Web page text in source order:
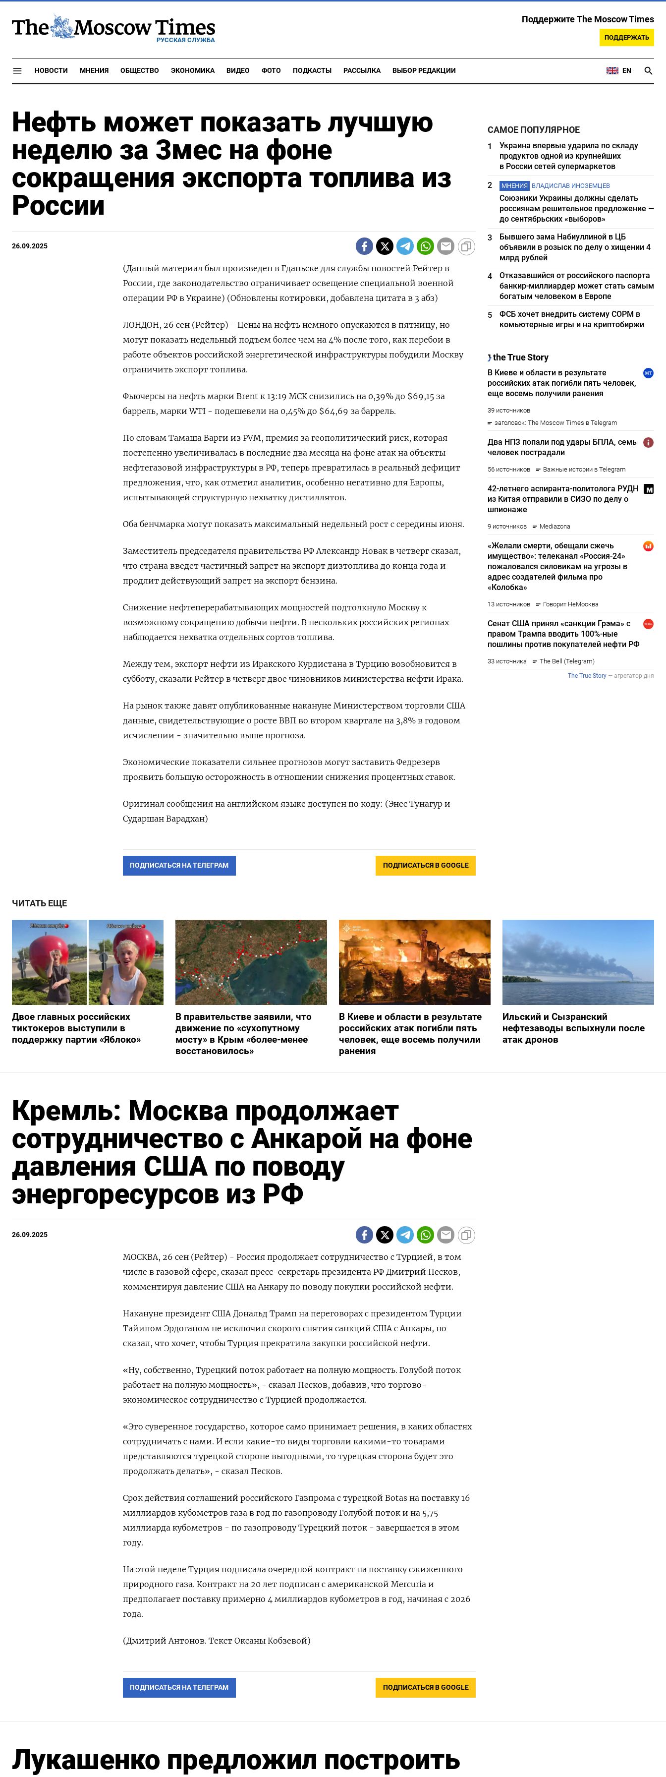
РУССКАЯ СЛУЖБА
Поддержите The Moscow Times
ПОДДЕРЖАТЬ
НОВОСТИ МНЕНИЯ ОБЩЕСТВО ЭКОНОМИКА ВИДЕО ФОТО ПОДКАСТЫ РАССЫЛКА ВЫБОР РЕДАКЦИИ EN
Нефть может показать лучшую
неделю за 3мес на фоне
сокращения экспорта топлива из
России
26.09.2025
(Данный материал был произведен в Гданьске для службы новостей Рейтер в
России, где законодательство ограничивает освещение специальной военной
операции РФ в Украине) (Обновлены котировки, добавлена цитата в 3 абз)
ЛОНДОН, 26 сен (Рейтер) - Цены на нефть немного опускаются в пятницу, но
могут показать недельный подъем более чем на 4% после того, как перебои в
работе объектов российской энергетической инфраструктуры побудили Москву
ограничить экспорт топлива.
Фьючерсы на нефть марки Brent к 13:19 МСК снизились на 0,39% до $69,15 за
баррель, марки WTI - подешевели на 0,45% до $64,69 за баррель.
По словам Тамаша Варги из PVM, премия за геополитический риск, которая
постепенно увеличивалась в последние два месяца на фоне атак на объекты
нефтегазовой инфраструктуры в РФ, теперь превратилась в реальный дефицит
предложения, что, как отметил аналитик, особенно негативно для Европы,
испытывающей структурную нехватку дистиллятов.
Оба бенчмарка могут показать максимальный недельный рост с середины июня.
Заместитель председателя правительства РФ Александр Новак в четверг сказал,
что страна введет частичный запрет на экспорт дизтоплива до конца года и
продлит действующий запрет на экспорт бензина.
Снижение нефтеперерабатывающих мощностей подтолкнуло Москву к
возможному сокращению добычи нефти. В нескольких российских регионах
наблюдается нехватка отдельных сортов топлива.
Между тем, экспорт нефти из Иракского Курдистана в Турцию возобновится в
субботу, сказали Рейтер в четверг двое чиновников министерства нефти Ирака.
На рынок также давят опубликованные накануне Министерством торговли США
данные, свидетельствующие о росте ВВП во втором квартале на 3,8% в годовом
исчислении - значительно выше прогноза.
Экономические показатели сильнее прогнозов могут заставить Федрезерв
проявить большую осторожность в отношении снижения процентных ставок.
Оригинал сообщения на английском языке доступен по коду: (Энес Тунагур и
Сударшан Варадхан)
ПОДПИСАТЬСЯ НА ТЕЛЕГРАМ ПОДПИСАТЬСЯ В GOOGLE
САМОЕ ПОПУЛЯРНОЕ
1
Украина впервые ударила по складу
продуктов одной из крупнейших
в России сетей супермаркетов
2
МНЕНИЯ ВЛАДИСЛАВ ИНОЗЕМЦЕВ
Союзники Украины должны сделать
россиянам решительное предложение —
до сентябрьских «выборов»
3
Бывшего зама Набиуллиной в ЦБ
объявили в розыск по делу о хищении 4
млрд рублей
4
Отказавшийся от российского паспорта
банкир-миллиардер может стать самым
богатым человеком в Европе
5
ФСБ хочет внедрить систему СОРМ в
комьютерные игры и на криптобиржи
ЧИТАТЬ ЕЩЕ
Двое главных российских
тиктокеров выступили в
поддержку партии «Яблоко»
В правительстве заявили, что
движение по «сухопутному
мосту» в Крым «более-менее
восстановилось»
В Киеве и области в результате
российских атак погибли пять
человек, еще восемь получили
ранения
Ильский и Сызранский
нефтезаводы вспыхнули после
атак дронов
Кремль: Москва продолжает
сотрудничество с Анкарой на фоне
давления США по поводу
энергоресурсов из РФ
26.09.2025
МОСКВА, 26 сен (Рейтер) - Россия продолжает сотрудничество с Турцией, в том
числе в газовой сфере, сказал пресс-секретарь президента РФ Дмитрий Песков,
комментируя давление США на Анкару по поводу покупки российской нефти.
Накануне президент США Дональд Трамп на переговорах с президентом Турции
Тайипом Эрдоганом не исключил скорого снятия санкций США с Анкары, но
сказал, что хочет, чтобы Турция прекратила закупки российской нефти.
«Ну, собственно, Турецкий поток работает на полную мощность. Голубой поток
работает на полную мощность», - сказал Песков, добавив, что торгово-
экономическое сотрудничество с Турцией продолжается.
«Это суверенное государство, которое само принимает решения, в каких областях
сотрудничать с нами. И если какие-то виды торговли какими-то товарами
представляются турецкой стороне выгодными, то турецкая сторона будет это
продолжать делать», - сказал Песков.
Срок действия соглашений российского Газпрома с турецкой Botas на поставку 16
миллиардов кубометров газа в год по газопроводу Голубой поток и на 5,75
миллиарда кубометров - по газопроводу Турецкий поток - завершается в этом
году.
На этой неделе Турция подписала очередной контракт на поставку сжиженного
природного газа. Контракт на 20 лет подписан с американской Mercuria и
предполагает поставку примерно 4 миллиардов кубометров в год, начиная с 2026
года.
(Дмитрий Антонов. Текст Оксаны Кобзевой)
ПОДПИСАТЬСЯ НА ТЕЛЕГРАМ ПОДПИСАТЬСЯ В GOOGLE
Лукашенко предложил построить